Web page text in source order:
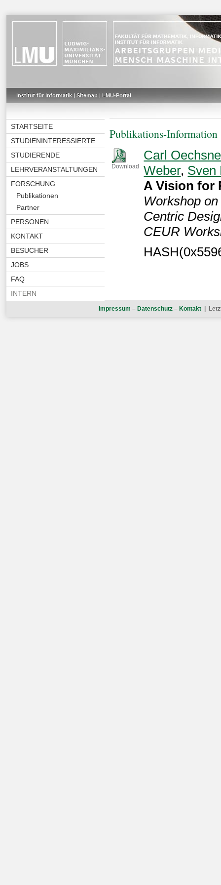
Institut für Informatik| Sitemap| LMU-Portal
STARTSEITE
STUDIENINTERESSIERTE
STUDIERENDE
LEHRVERANSTALTUNGEN
FORSCHUNG
Publikationen
Partner
PERSONEN
KONTAKT
BESUCHER
JOBS
FAQ
INTERN
Publikations-Information
Download
Carl
Weber, Sven
A Vision for
Workshop
Centric
CEUR
Impressum – Datenschutz – Kontakt |